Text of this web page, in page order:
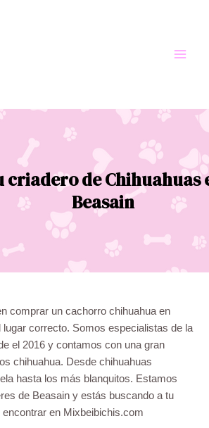
criadero de Chihuahuas
Beasain
comprar un cachorro chihuahua en
lugar correcto. Somos especialistas de la
el 2016 y contamos con una gran
chihuahua. Desde chihuahuas
hasta los más blanquitos. Estamos
de Beasain y estás buscando a tu
encontrar en Mixbeibichis.com